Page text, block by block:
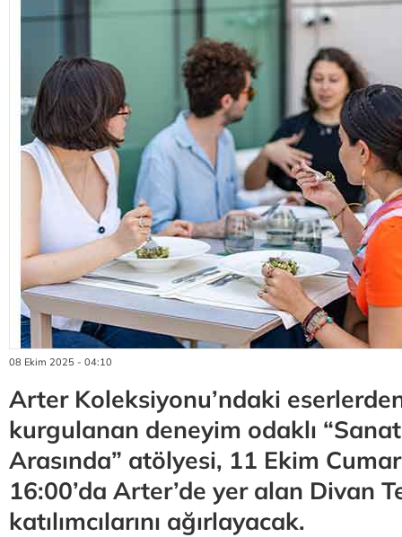
08 Ekim 2025 - 04:10
Arter Koleksiyonu’ndaki
kurgulanan deneyim odaklı
Arasında” atölyesi, 11 Ekim
16:00’da Arter’de yer alan Divan
katılımcılarını ağırlayacak.